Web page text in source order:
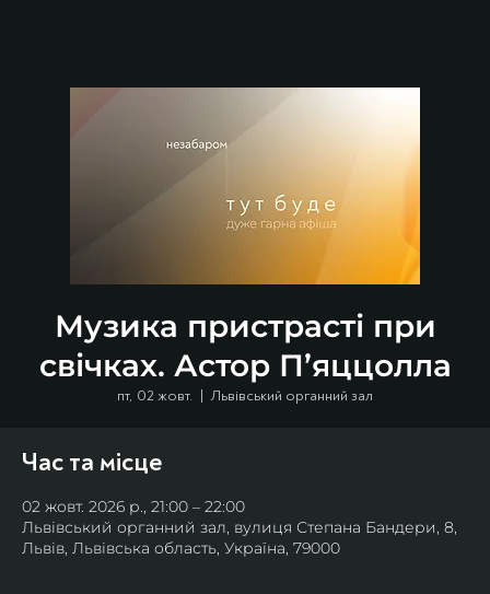
Музика пристрасті при
свічках. Астор П’яццолла
пт, 02 жовт.
  |
Львівський органний зал
Час та місце
02 жовт. 2026 р., 21:00 – 22:00
Львівський органний зал, вулиця Степана Бандери, 8,
Львів, Львівська область, Україна, 79000